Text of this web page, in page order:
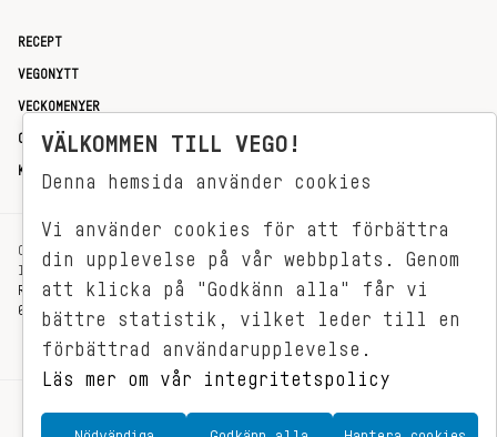
RECEPT
VEGONYTT
VECKOMENYER
OM OSS
KONTAKT
OXENSTIERNSGATAN 33
114 27 STOCKHOLM
REDAKTIONEN@VEGOMAGASINET.SE
08-799 62 01
VÄLKOMMEN TILL VEGO!
Denna hemsida använder cookies
Vi använder cookies för att förbättra
din upplevelse på vår webbplats. Genom
att klicka på "Godkänn alla" får vi
bättre statistik, vilket leder till en
förbättrad användarupplevelse.
Läs mer om vår integritetspolicy